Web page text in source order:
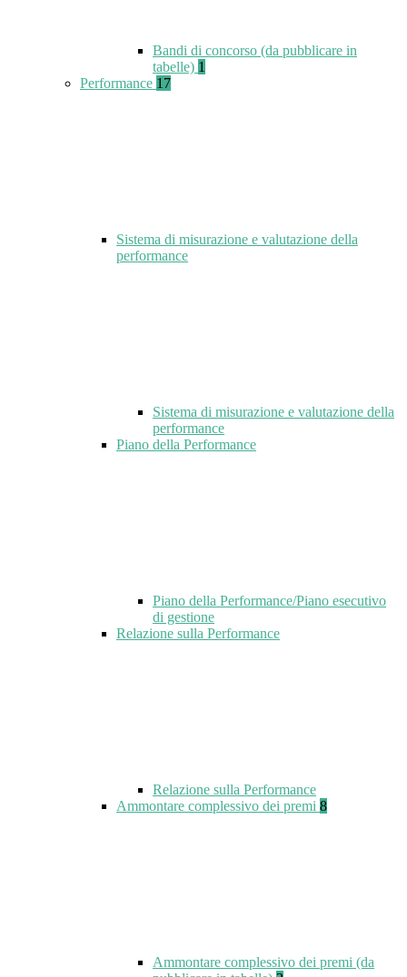
Bandi di concorso (da pubblicare in
tabelle) 1
Performance 17
Sistema di misurazione e valutazione della
performance
Sistema di misurazione e valutazione della
performance
Piano della Performance
Piano della Performance/Piano esecutivo
di gestione
Relazione sulla Performance
Relazione sulla Performance
Ammontare complessivo dei premi 8
Ammontare complessivo dei premi (da